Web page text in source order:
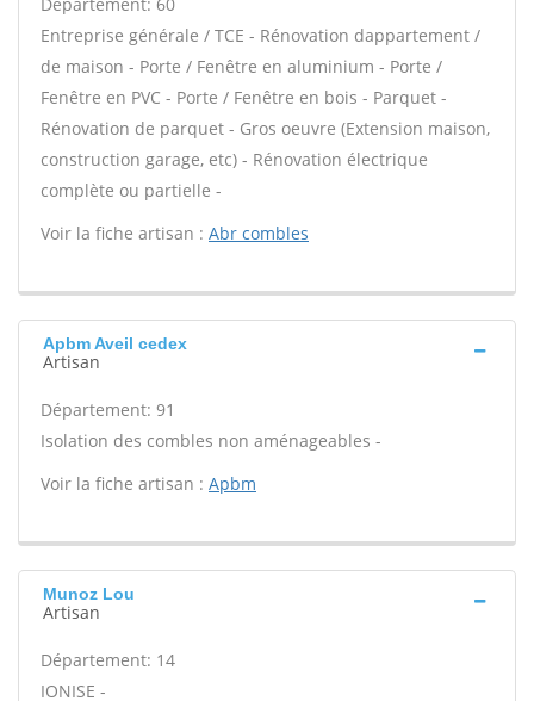
Entreprise générale / TCE - Rénovation dappartement /
de maison - Porte / Fenêtre en aluminium - Porte /
Fenêtre en PVC - Porte / Fenêtre en bois - Parquet -
Rénovation de parquet - Gros oeuvre (Extension maison,
construction garage, etc) - Rénovation électrique
complète ou partielle -
Voir la fiche artisan : Abr combles
Apbm Aveil cedex
Artisan
Département: 91
Isolation des combles non aménageables -
Voir la fiche artisan : Apbm
Munoz Lou
Artisan
Département: 14
IONISE -